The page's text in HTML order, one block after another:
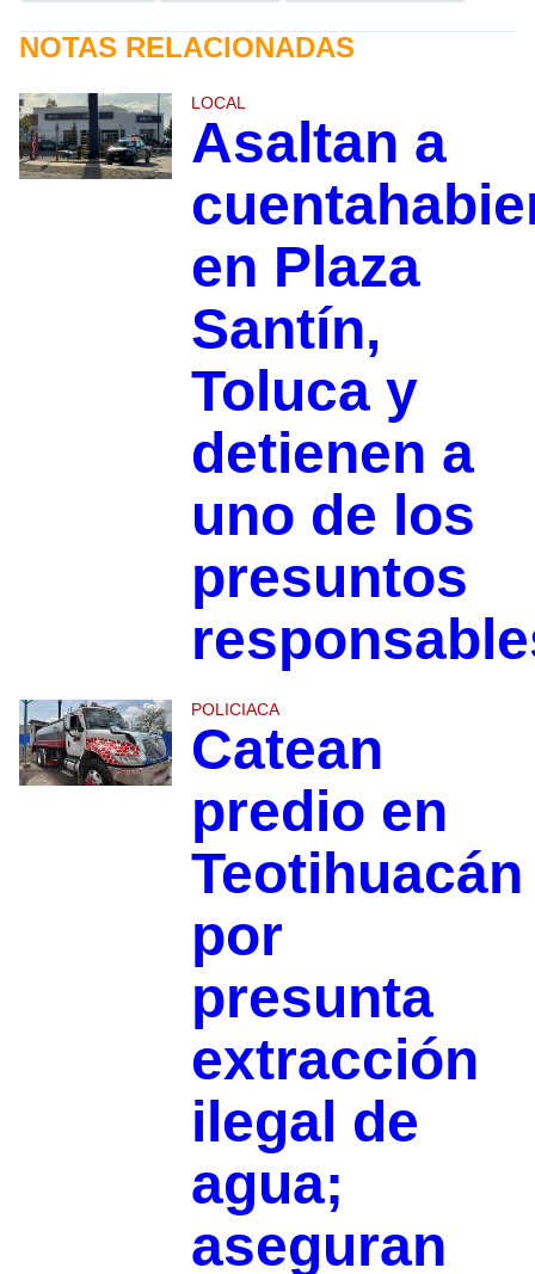
NOTAS RELACIONADAS
LOCAL
Asaltan a
en Plaza
Santín,
Toluca y
detienen a
uno de los
presuntos
POLICIACA
Catean
predio en
Teotihuacán
por
presunta
extracción
ilegal de
agua;
aseguran